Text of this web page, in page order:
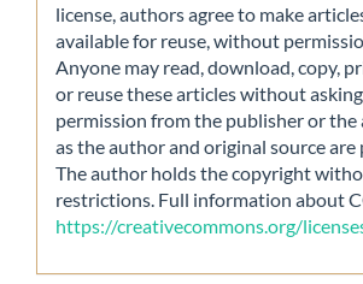
license, authors agree to make
available for reuse, without
Anyone may read, download, copy,
or reuse these articles without
permission from the publisher or the
as the author and original source are
The author holds the copyright
restrictions. Full information about
https://creativecommons.org/